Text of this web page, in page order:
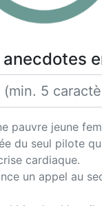
pauvre jeune
du seul pilote
cardiaque.
un appel au